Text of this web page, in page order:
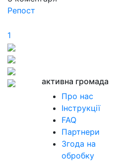
Репост
1
активна громада
Про нас
Інструкції
FAQ
Партнери
Згода на
обробку